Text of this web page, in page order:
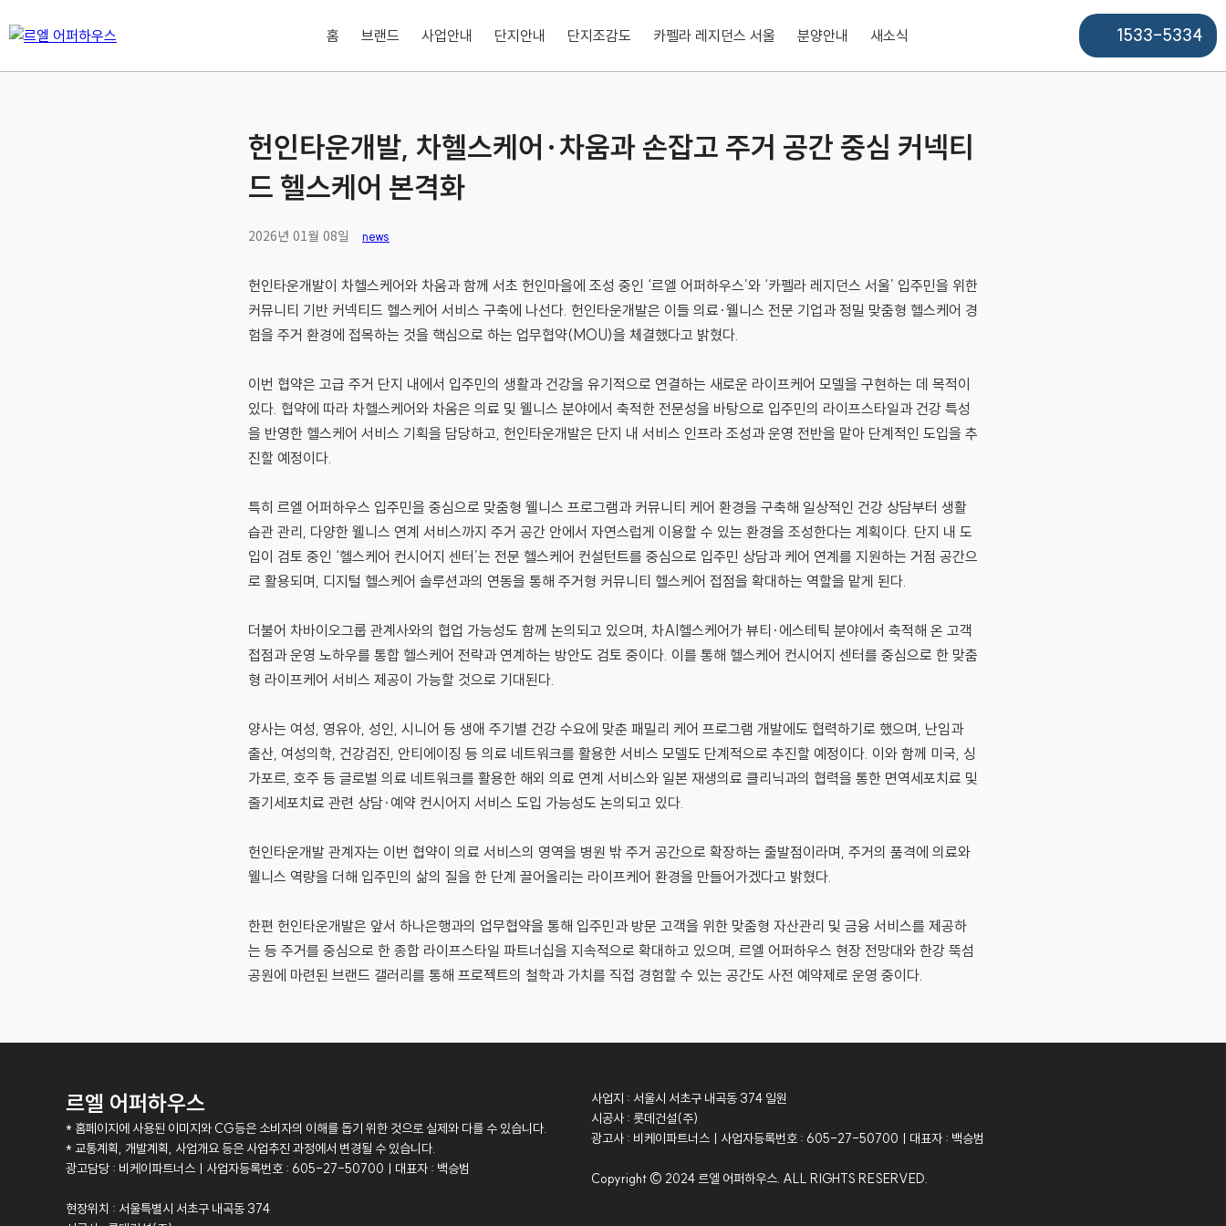
홈 브랜드 사업안내 단지안내 단지조감도 카펠라 레지던스 서울 분양안내 새소식 1533-5334
헌인타운개발, 차헬스케어·차움과 손잡고 주거 공간 중심 커넥티
드 헬스케어 본격화
2026년 01월 08일 news
헌인타운개발이 차헬스케어와 차움과 함께 서초 헌인마을에 조성 중인 ‘르엘 어퍼하우스’와 ‘카펠라 레지던스 서울’ 입주민을 위한
커뮤니티 기반 커넥티드 헬스케어 서비스 구축에 나선다. 헌인타운개발은 이들 의료·웰니스 전문 기업과 정밀 맞춤형 헬스케어 경
험을 주거 환경에 접목하는 것을 핵심으로 하는 업무협약(MOU)을 체결했다고 밝혔다.
이번 협약은 고급 주거 단지 내에서 입주민의 생활과 건강을 유기적으로 연결하는 새로운 라이프케어 모델을 구현하는 데 목적이
있다. 협약에 따라 차헬스케어와 차움은 의료 및 웰니스 분야에서 축적한 전문성을 바탕으로 입주민의 라이프스타일과 건강 특성
을 반영한 헬스케어 서비스 기획을 담당하고, 헌인타운개발은 단지 내 서비스 인프라 조성과 운영 전반을 맡아 단계적인 도입을 추
진할 예정이다.
특히 르엘 어퍼하우스 입주민을 중심으로 맞춤형 웰니스 프로그램과 커뮤니티 케어 환경을 구축해 일상적인 건강 상담부터 생활
습관 관리, 다양한 웰니스 연계 서비스까지 주거 공간 안에서 자연스럽게 이용할 수 있는 환경을 조성한다는 계획이다. 단지 내 도
입이 검토 중인 ‘헬스케어 컨시어지 센터’는 전문 헬스케어 컨설턴트를 중심으로 입주민 상담과 케어 연계를 지원하는 거점 공간으
로 활용되며, 디지털 헬스케어 솔루션과의 연동을 통해 주거형 커뮤니티 헬스케어 접점을 확대하는 역할을 맡게 된다.
더불어 차바이오그룹 관계사와의 협업 가능성도 함께 논의되고 있으며, 차AI헬스케어가 뷰티·에스테틱 분야에서 축적해 온 고객
접점과 운영 노하우를 통합 헬스케어 전략과 연계하는 방안도 검토 중이다. 이를 통해 헬스케어 컨시어지 센터를 중심으로 한 맞춤
형 라이프케어 서비스 제공이 가능할 것으로 기대된다.
양사는 여성, 영유아, 성인, 시니어 등 생애 주기별 건강 수요에 맞춘 패밀리 케어 프로그램 개발에도 협력하기로 했으며, 난임과
출산, 여성의학, 건강검진, 안티에이징 등 의료 네트워크를 활용한 서비스 모델도 단계적으로 추진할 예정이다. 이와 함께 미국, 싱
가포르, 호주 등 글로벌 의료 네트워크를 활용한 해외 의료 연계 서비스와 일본 재생의료 클리닉과의 협력을 통한 면역세포치료 및
줄기세포치료 관련 상담·예약 컨시어지 서비스 도입 가능성도 논의되고 있다.
헌인타운개발 관계자는 이번 협약이 의료 서비스의 영역을 병원 밖 주거 공간으로 확장하는 출발점이라며, 주거의 품격에 의료와
웰니스 역량을 더해 입주민의 삶의 질을 한 단계 끌어올리는 라이프케어 환경을 만들어가겠다고 밝혔다.
한편 헌인타운개발은 앞서 하나은행과의 업무협약을 통해 입주민과 방문 고객을 위한 맞춤형 자산관리 및 금융 서비스를 제공하
는 등 주거를 중심으로 한 종합 라이프스타일 파트너십을 지속적으로 확대하고 있으며, 르엘 어퍼하우스 현장 전망대와 한강 뚝섬
공원에 마련된 브랜드 갤러리를 통해 프로젝트의 철학과 가치를 직접 경험할 수 있는 공간도 사전 예약제로 운영 중이다.
르엘 어퍼하우스
* 홈페이지에 사용된 이미지와 CG등은 소비자의 이해를 돕기 위한 것으로 실제와 다를 수 있습니다.
* 교통계획, 개발계획, 사업개요 등은 사업추진 과정에서 변경될 수 있습니다.
광고담당 : 비케이파트너스ㅣ사업자등록번호 : 605-27-50700ㅣ대표자 : 백승범
현장위치 : 서울특별시 서초구 내곡동 374
사업지 : 서울시 서초구 내곡동 374 일원
시공사 : 롯데건설(주)
광고사 : 비케이파트너스ㅣ사업자등록번호 : 605-27-50700ㅣ대표자 : 백승범
Copyright © 2024 르엘 어퍼하우스. ALL RIGHTS RESERVED.